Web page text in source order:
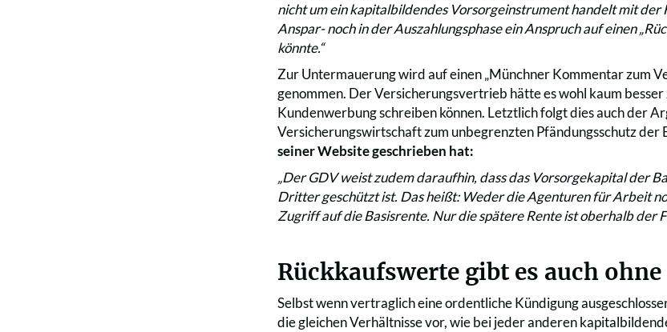
nicht um ein kapitalbildendes Vorsorgeinstrument handelt mit
Anspar- noch in der Auszahlungsphase ein Anspruch auf einen
könnte.“
Zur Untermauerung wird auf einen „Münchner Kommentar zum
genommen. Der Versicherungsvertrieb hätte es wohl kaum
Kundenwerbung schreiben können. Letztlich folgt dies auch der
Versicherungswirtschaft zum unbegrenzten Pfändungsschutz der
seiner Website geschrieben hat:
„Der GDV weist zudem daraufhin, dass das Vorsorgekapital der
Dritter geschützt ist. Das heißt: Weder die Agenturen für Arbeit
Zugriff auf die Basisrente. Nur die spätere Rente ist oberhalb der
Rückkaufswerte gibt es auch
Selbst wenn vertraglich eine ordentliche Kündigung
die gleichen Verhältnisse vor, wie bei jeder anderen